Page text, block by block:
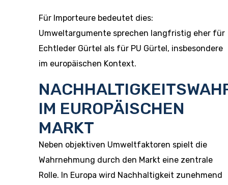
Für Importeure bedeutet dies:
Umweltargumente sprechen langfristig eher für
Echtleder Gürtel als für PU Gürtel, insbesondere
im europäischen Kontext.
IM EUROPÄISCHEN
MARKT
Neben objektiven Umweltfaktoren spielt die
Wahrnehmung durch den Markt eine zentrale
Rolle. In Europa wird Nachhaltigkeit zunehmend